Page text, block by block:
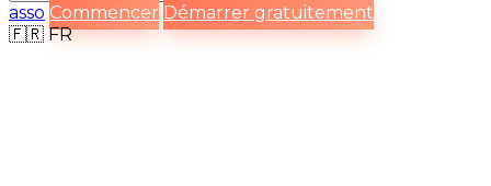
asso Commencer Démarrer gratuitement
🇫🇷 FR